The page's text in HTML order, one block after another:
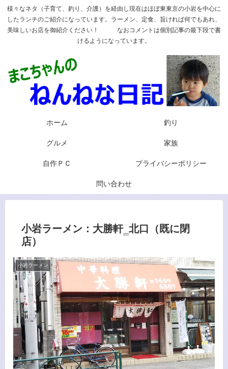
様々なネタ（子育て、釣り、介護）を経由し現在はほぼ東東京の小岩を中心に
したランチのご紹介になっています。ラーメン、定食、旨ければ何でもあれ、
美味しいお店を御紹介ください！ なおコメントは個別記事の最下段で書
けるようになっています。
ホーム 釣り
グルメ 家族
自作ＰＣ プライバシーポリシー
問い合わせ
小岩ラーメン：大勝軒‗北口（既に閉
店）
小岩ラーメン